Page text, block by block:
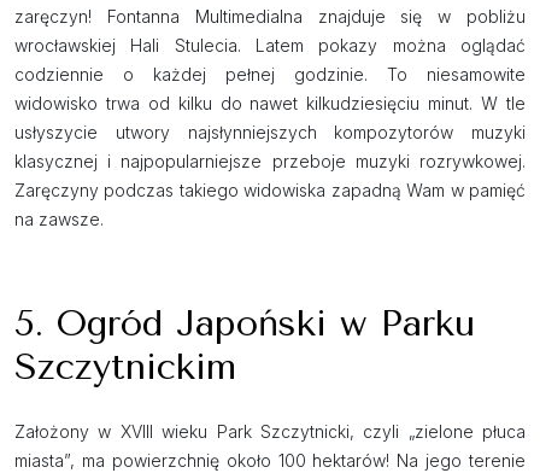
zaręczyn! Fontanna Multimedialna znajduje się w pobliżu
wrocławskiej Hali Stulecia. Latem pokazy można oglądać
codziennie o każdej pełnej godzinie. To niesamowite
widowisko trwa od kilku do nawet kilkudziesięciu minut. W tle
usłyszycie utwory najsłynniejszych kompozytorów muzyki
klasycznej i najpopularniejsze przeboje muzyki rozrywkowej.
Zaręczyny podczas takiego widowiska zapadną Wam w pamięć
na zawsze.
5. Ogród Japoński w Parku
Szczytnickim
Założony w XVIII wieku Park Szczytnicki, czyli „zielone płuca
miasta”, ma powierzchnię około 100 hektarów! Na jego terenie